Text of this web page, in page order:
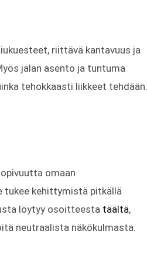
riittävä kantavuus ja
jalan asento ja tuntuma
tehokkaasti liikkeet tehdään.
omaan
tukee kehittymistä pitkällä
löytyy osoitteesta täältä,
neutraalista näkökulmasta.